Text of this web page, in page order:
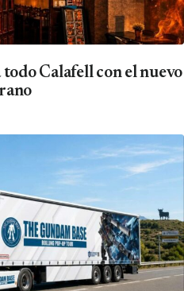
todo Calafell con el nuevo